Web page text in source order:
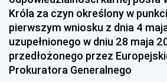
Króla za czyn określony w
pierwszym wniosku z dnia 4
uzupełnionego w dniu 28 maja
przedłożonego przez
Prokuratora Generalnego